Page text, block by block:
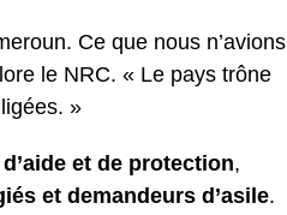
Ce que nous n’avions
le NRC. « Le pays trône
»
et de protection,
et demandeurs d’asile.